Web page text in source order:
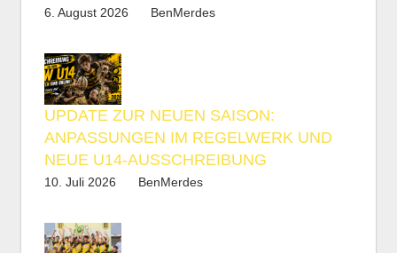
6. August 2026 BenMerdes
UPDATE ZUR NEUEN SAISON:
ANPASSUNGEN IM REGELWERK UND
NEUE U14-AUSSCHREIBUNG
10. Juli 2026 BenMerdes